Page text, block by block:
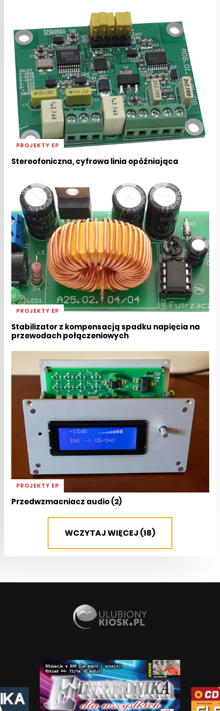
PROJEKTY EP
Stereofoniczna, cyfrowa linia opóźniająca
PROJEKTY EP
Stabilizator z kompensacją spadku napięcia na
przewodach połączeniowych
PROJEKTY EP
Przedwzmacniacz audio (2)
Komputer samochodowy Mee 2.0 (1)
WCZYTAJ WIĘCEJ (18)